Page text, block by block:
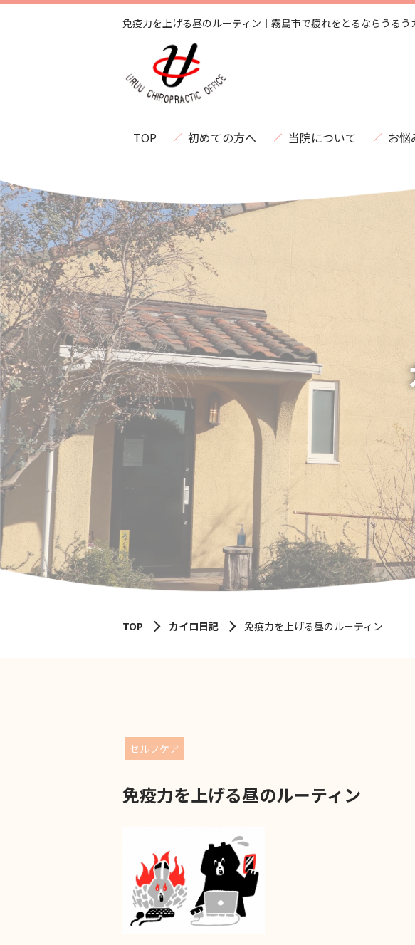
免疫力を上げる昼のルーティン｜霧島市で疲れをとるならうる
TOP 初めての方へ 当院について お悩
TOP カイロ日記 免疫力を上げる昼のルーティン
セルフケア
免疫力を上げる昼のルーティン